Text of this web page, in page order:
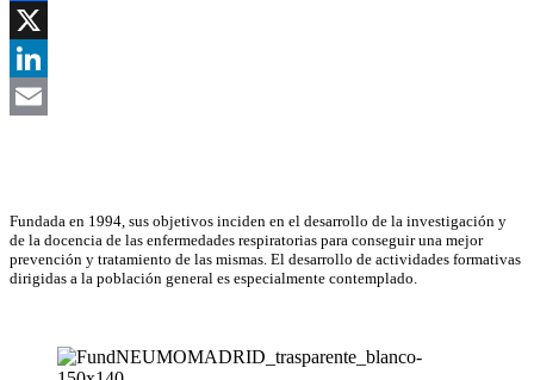
Facebook
X
LinkedIn
Fundada en 1994, sus objetivos inciden en el desarrollo de la investigación y
de la docencia de las enfermedades respiratorias para conseguir una mejor
prevención y tratamiento de las mismas. El desarrollo de actividades formativas
dirigidas a la población general es especialmente contemplado.